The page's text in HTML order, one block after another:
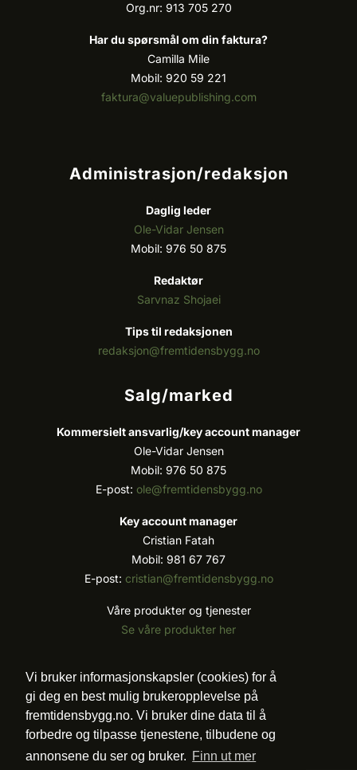
Vi bruker informasjonskapsler (cookies) for å
gi deg en best mulig brukeropplevelse på
fremtidensbygg.no. Vi bruker dine data til å
forbedre og tilpasse tjenestene, tilbudene og
annonsene du ser og bruker. Finn ut mer
Org.nr: 913 705 270
Har du spørsmål om din faktura?
Camilla Mile
Mobil: 920 59 221
faktura@valuepublishing.com
Administrasjon/redaksjon
Daglig leder
Ole-Vidar Jensen
Mobil: 976 50 875
Redaktør
Sarvnaz Shojaei
Tips til redaksjonen
redaksjon@fremtidensbygg.no
Salg/marked
Kommersielt ansvarlig/key account manager
Ole-Vidar Jensen
Mobil: 976 50 875
E-post: ole@fremtidensbygg.no
Key account manager
Cristian Fatah
Mobil: 981 67 767
E-post: cristian@fremtidensbygg.no
Våre produkter og tjenester
Se våre produkter her
Følg oss:
Vi arbeider etter Vær Varsom-plakatens regler for